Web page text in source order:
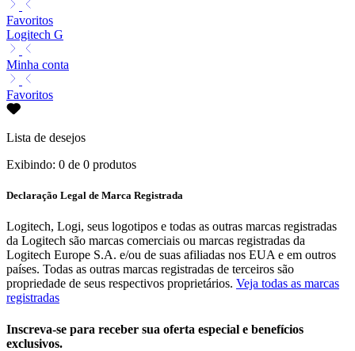
Favoritos
Logitech G
Minha conta
Favoritos
Lista de desejos
Exibindo: 0 de 0 produtos
Declaração Legal de Marca Registrada
Logitech, Logi, seus logotipos e todas as outras marcas registradas
da Logitech são marcas comerciais ou marcas registradas da
Logitech Europe S.A. e/ou de suas afiliadas nos EUA e em outros
países. Todas as outras marcas registradas de terceiros são
propriedade de seus respectivos proprietários. Veja todas as marcas
registradas
Inscreva-se para receber sua oferta especial e benefícios
exclusivos.